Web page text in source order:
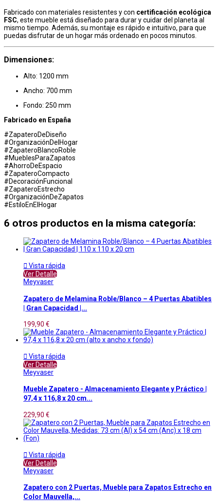
Fabricado con materiales resistentes y con certificación ecológica
FSC, este mueble está diseñado para durar y cuidar del planeta al
mismo tiempo. Además, su montaje es rápido e intuitivo, para que
puedas disfrutar de un hogar más ordenado en pocos minutos.
Dimensiones:
Alto: 1200 mm
Ancho: 700 mm
Fondo: 250 mm
Fabricado en España
#ZapateroDeDiseño
#OrganizaciónDelHogar
#ZapateroBlancoRoble
#MueblesParaZapatos
#AhorroDeEspacio
#ZapateroCompacto
#DecoraciónFuncional
#ZapateroEstrecho
#OrganizaciónDeZapatos
#EstiloEnElHogar
6 otros productos en la misma categoría:
 Vista rápida
Ver Detalle
Meyvaser
Zapatero de Melamina Roble/Blanco – 4 Puertas Abatibles
| Gran Capacidad |...
199,90 €
 Vista rápida
Ver Detalle
Meyvaser
Mueble Zapatero - Almacenamiento Elegante y Práctico |
97,4 x 116,8 x 20 cm...
229,90 €
 Vista rápida
Ver Detalle
Meyvaser
Zapatero con 2 Puertas, Mueble para Zapatos Estrecho en
Color Mauvella,...